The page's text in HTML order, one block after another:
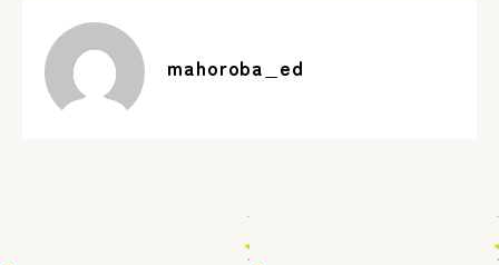
mahoroba_ed
お問い合わせ